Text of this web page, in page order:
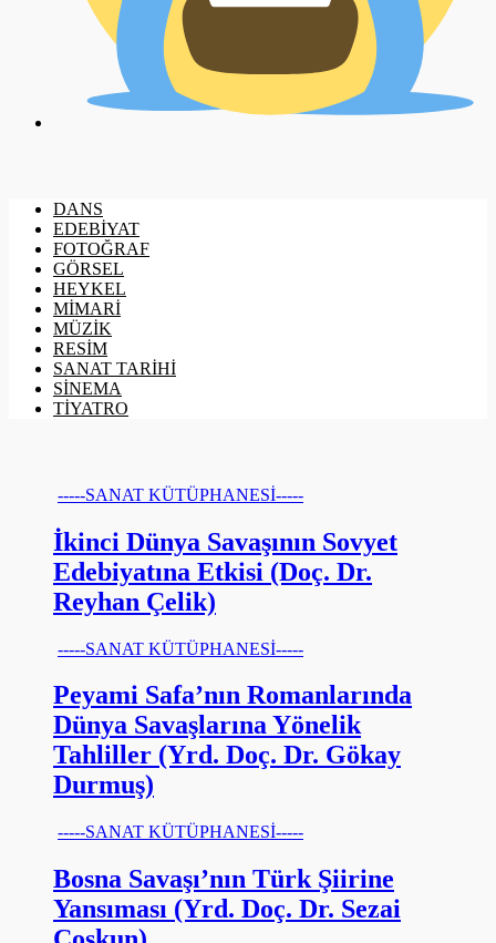
DANS
EDEBİYAT
FOTOĞRAF
GÖRSEL
HEYKEL
MİMARİ
MÜZİK
RESİM
SANAT TARİHİ
SİNEMA
TİYATRO
-----SANAT KÜTÜPHANESİ-----
İkinci Dünya Savaşının Sovyet
Edebiyatına Etkisi (Doç. Dr.
Reyhan Çelik)
-----SANAT KÜTÜPHANESİ-----
Peyami Safa’nın Romanlarında
Dünya Savaşlarına Yönelik
Tahliller (Yrd. Doç. Dr. Gökay
Durmuş)
-----SANAT KÜTÜPHANESİ-----
Bosna Savaşı’nın Türk Şiirine
Yansıması (Yrd. Doç. Dr. Sezai